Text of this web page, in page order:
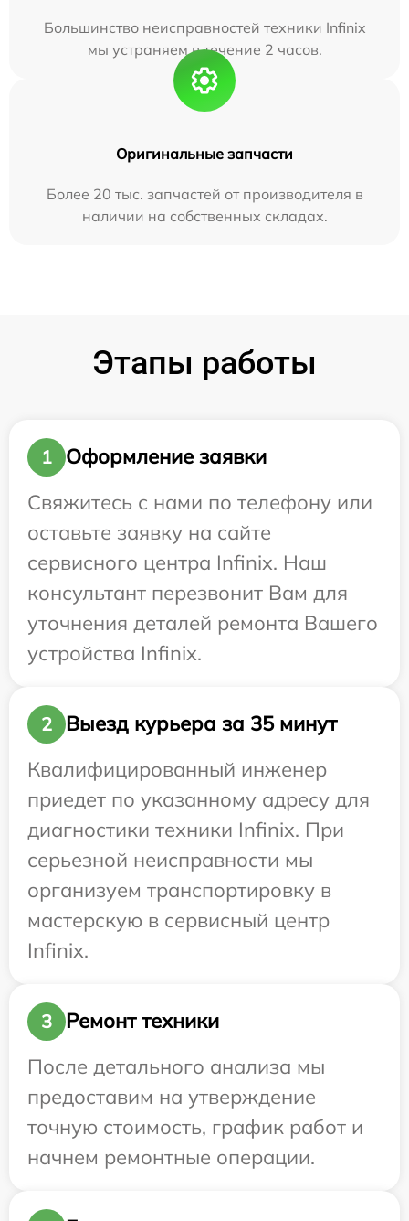
Большинство неисправностей техники Infinix
мы устраняем в течение 2 часов.
Оригинальные запчасти
Более 20 тыс. запчастей от производителя в
наличии на собственных складах.
Этапы работы
1
Оформление заявки
Свяжитесь с нами по телефону или
оставьте заявку на сайте
сервисного центра Infinix. Наш
консультант перезвонит Вам для
уточнения деталей ремонта Вашего
устройства Infinix.
2
Выезд курьера за 35 минут
Квалифицированный инженер
приедет по указанному адресу для
диагностики техники Infinix. При
серьезной неисправности мы
организуем транспортировку в
мастерскую в сервисный центр
Infinix.
3
Ремонт техники
После детального анализа мы
предоставим на утверждение
точную стоимость, график работ и
начнем ремонтные операции.